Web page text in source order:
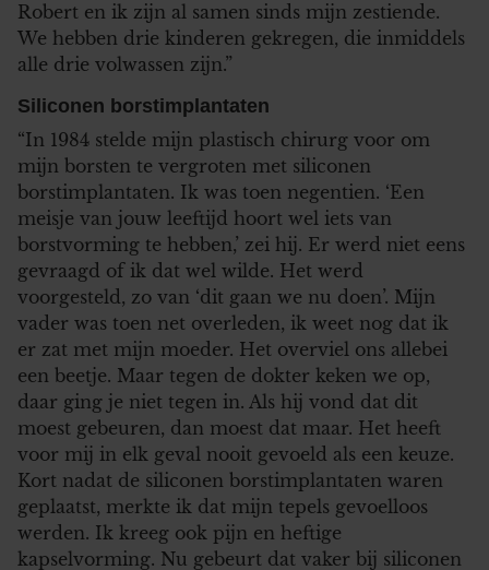
Robert en ik zijn al samen sinds mijn zestiende.
We hebben drie kinderen gekregen, die inmiddels
alle drie volwassen zijn.”
Siliconen borstimplantaten
“In 1984 stelde mijn plastisch chirurg voor om
mijn borsten te vergroten met siliconen
borstimplantaten. Ik was toen negentien. ‘Een
meisje van jouw leeftijd hoort wel iets van
borstvorming te hebben,’ zei hij. Er werd niet eens
gevraagd of ik dat wel wilde. Het werd
voorgesteld, zo van ‘dit gaan we nu doen’. Mijn
vader was toen net overleden, ik weet nog dat ik
er zat met mijn moeder. Het overviel ons allebei
een beetje. Maar tegen de dokter keken we op,
daar ging je niet tegen in. Als hij vond dat dit
moest gebeuren, dan moest dat maar. Het heeft
voor mij in elk geval nooit gevoeld als een keuze.
Kort nadat de siliconen borstimplantaten waren
geplaatst, merkte ik dat mijn tepels gevoelloos
werden. Ik kreeg ook pijn en heftige
kapselvorming. Nu gebeurt dat vaker bij siliconen